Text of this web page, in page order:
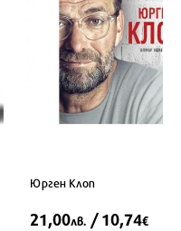
Юрген Клоп
21,00лв. / 10,74€